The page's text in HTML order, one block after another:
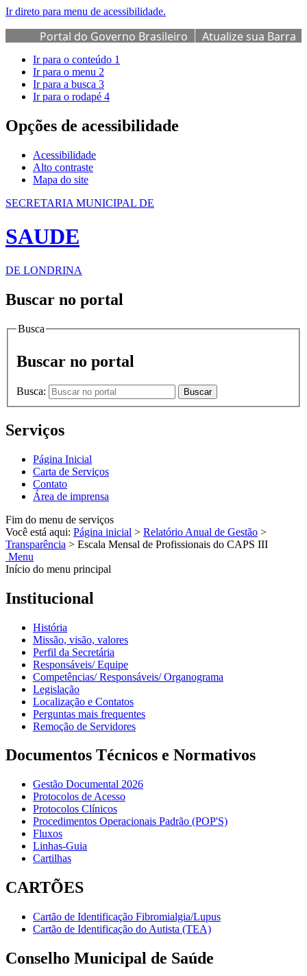
Ir direto para menu de acessibilidade.
Portal do Governo Brasileiro
Atualize sua Barra
de Governo
Ir para o conteúdo 1
Ir para o menu 2
Ir para a busca 3
Ir para o rodapé 4
Opções de acessibilidade
Acessibilidade
Alto contraste
Mapa do site
SECRETARIA MUNICIPAL DE
SAUDE
DE LONDRINA
Buscar no portal
Busca
Buscar no portal
Busca: Buscar
Serviços
Página Inicial
Carta de Serviços
Contato
Área de imprensa
Fim do menu de serviços
Você está aqui: Página inicial > Relatório Anual de Gestão >
Transparência > Escala Mensal de Profissionais do CAPS III
Menu
Início do menu principal
Institucional
História
Missão, visão, valores
Perfil da Secretária
Responsáveis/ Equipe
Competências/ Responsáveis/ Organograma
Legislação
Localização e Contatos
Perguntas mais frequentes
Remoção de Servidores
Documentos Técnicos e Normativos
Gestão Documental 2026
Protocolos de Acesso
Protocolos Clínicos
Procedimentos Operacionais Padrão (POP'S)
Fluxos
Linhas-Guia
Cartilhas
CARTÕES
Cartão de Identificação Fibromialgia/Lupus
Cartão de Identificação do Autista (TEA)
Conselho Municipal de Saúde